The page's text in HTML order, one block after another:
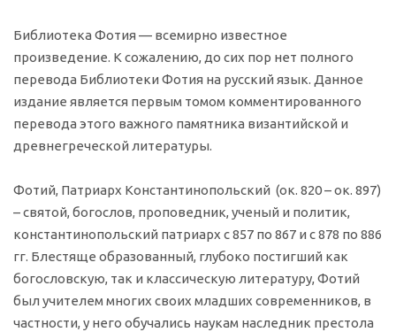
Библиотека Фотия — всемирно известное
произведение. К сожалению, до сих пор нет полного
перевода Библиотеки Фотия на русский язык. Данное
издание является первым томом комментированного
перевода этого важного памятника византийской и
древнегреческой литературы.
Фотий, Патриарх Константинопольский (ок. 820 – ок. 897)
– святой, богослов, проповедник, ученый и политик,
константинопольский патриарх с 857 по 867 и с 878 по 886
гг. Блестяще образованный, глубоко постигший как
богословскую, так и классическую литературу, Фотий
был учителем многих своих младших современников, в
частности, у него обучались наукам наследник престола